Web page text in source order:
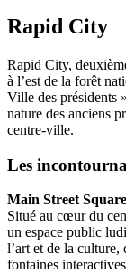
Rapid City
Rapid City,
à l’est de la forêt
Ville des présidents
nature des anciens
centre-ville.
Les
Main Street Square
Situé au cœur du
un espace public
l’art et de la culture,
fontaines